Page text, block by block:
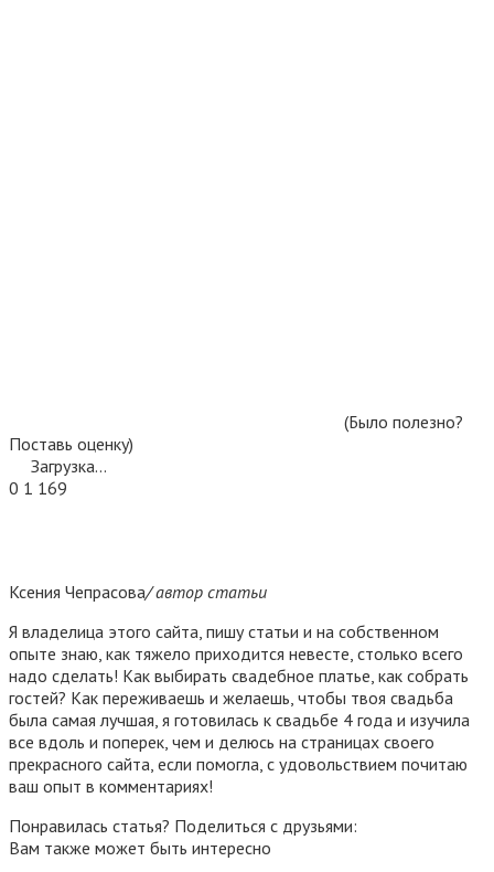
(Было полезно?
Поставь оценку)
Загрузка...
0 1 169
Ксения Чепрасова/ автор статьи
Я владелица этого сайта, пишу статьи и на собственном
опыте знаю, как тяжело приходится невесте, столько всего
надо сделать! Как выбирать свадебное платье, как собрать
гостей? Как переживаешь и желаешь, чтобы твоя свадьба
была самая лучшая, я готовилась к свадьбе 4 года и изучила
все вдоль и поперек, чем и делюсь на страницах своего
прекрасного сайта, если помогла, с удовольствием почитаю
ваш опыт в комментариях!
Понравилась статья? Поделиться с друзьями:
Вам также может быть интересно